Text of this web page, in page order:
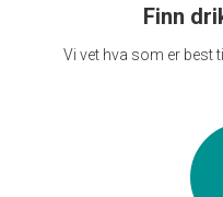
Finn
Vi vet hva som er best